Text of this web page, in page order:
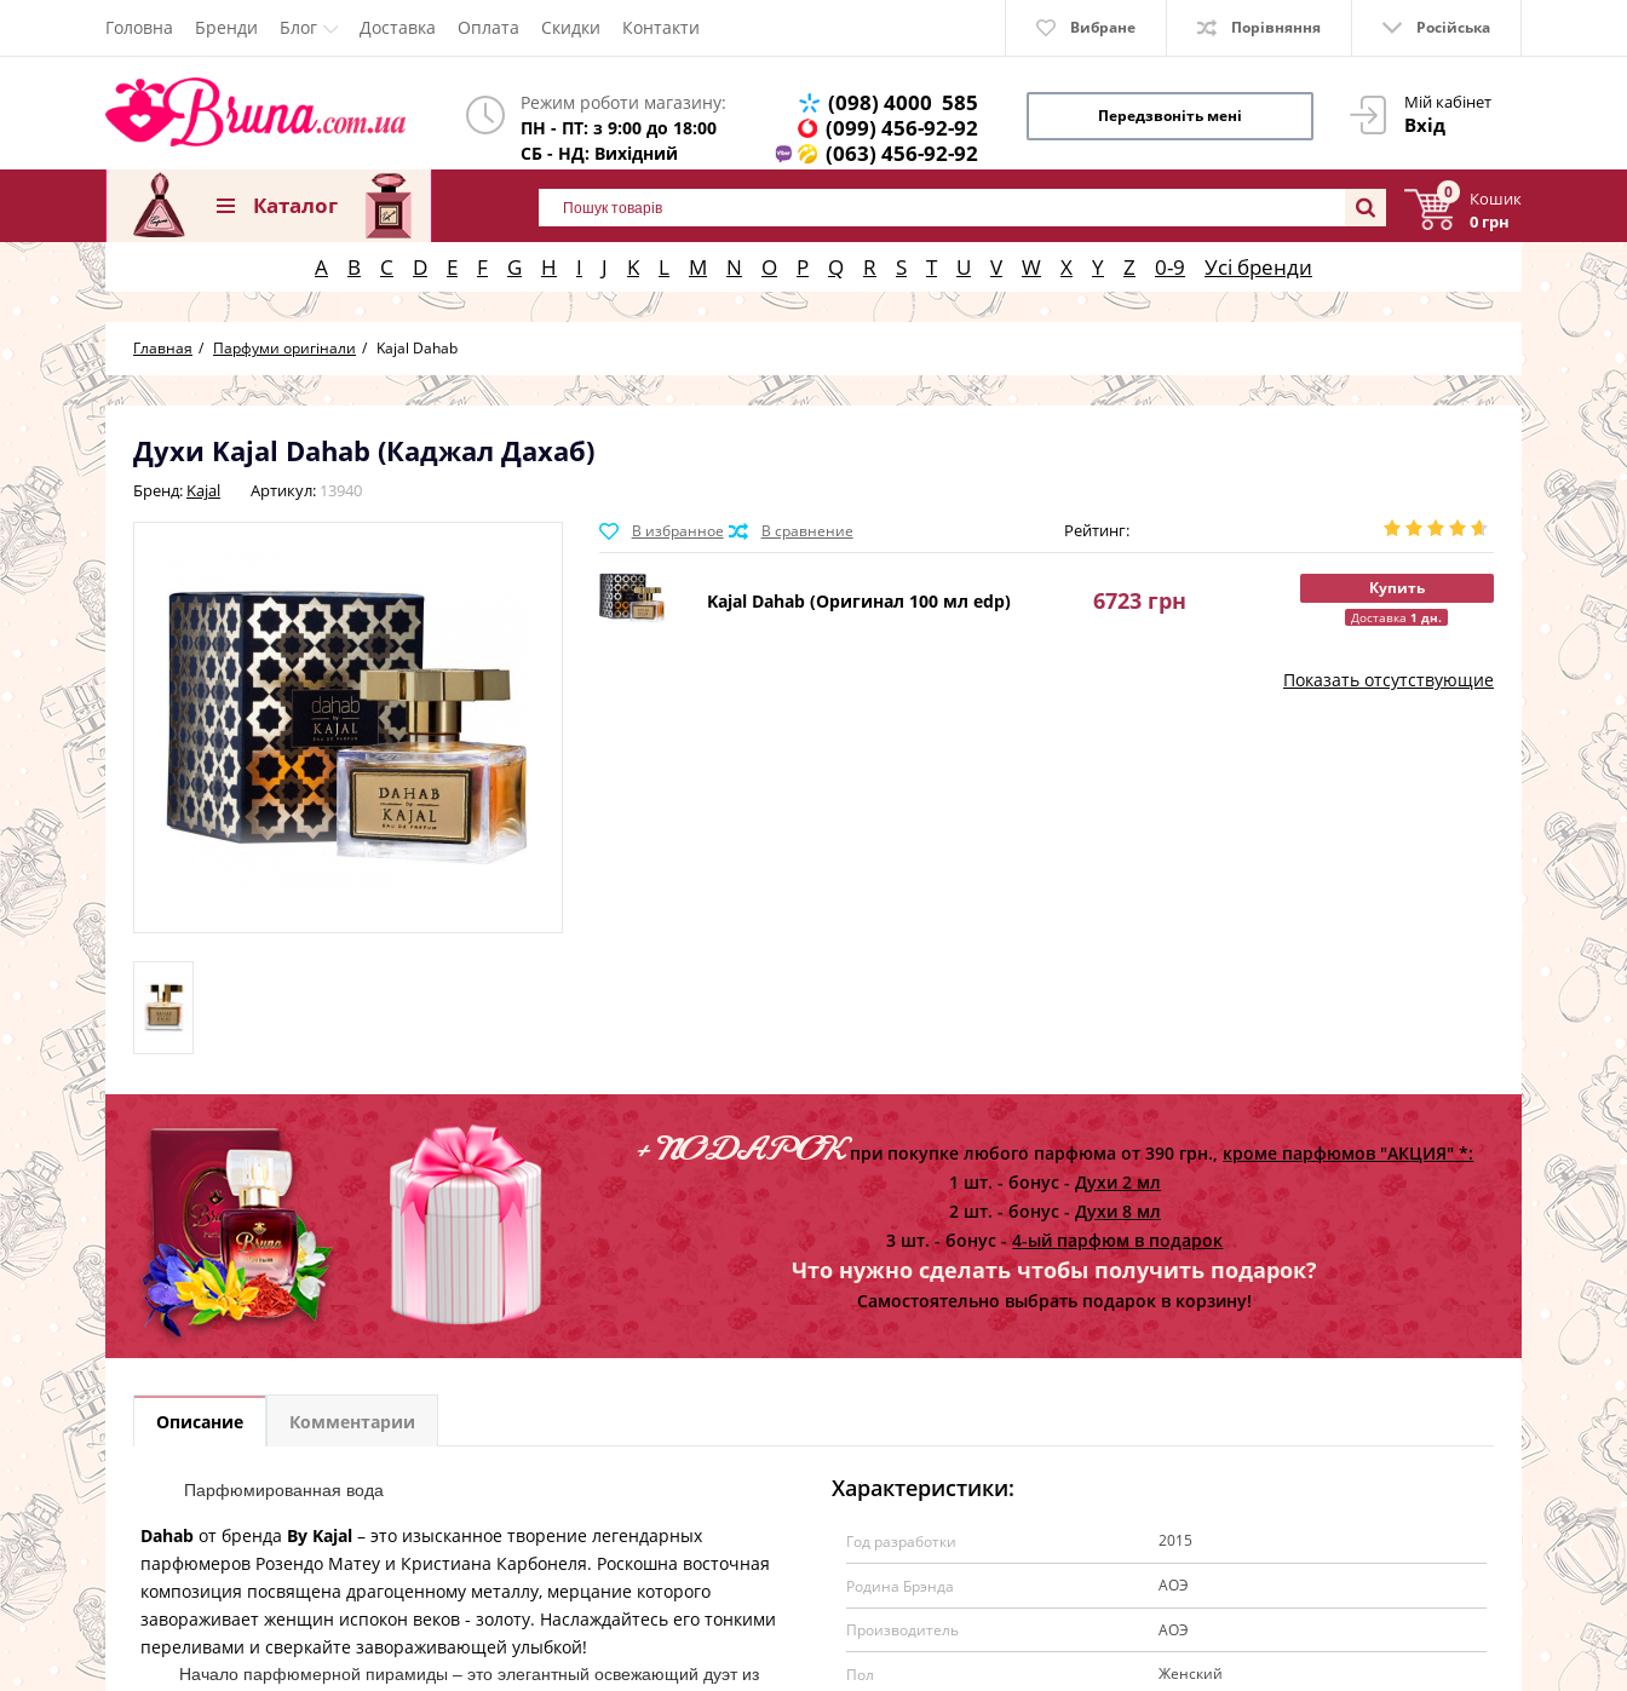
Головна Бренди Блог Доставка Оплата Скидки Контакти Вибране Порівняння Російська
Мій кабінет
Вхід
Режим роботи магазину:
ПН - ПТ: з 9:00 до 18:00
СБ - НД: Вихідний
(098) 4000 585
(099) 456-92-92
(063) 456-92-92
Передзвоніть мені
0
Кошик
0 грн
Каталог
A B C D E F G H I J K L M N O P Q R S T U V W X Y Z 0-9 Усі бренди
Главная Парфуми оригінали Kajal Dahab
Духи Kajal Dahab (Каджал Дахаб)
Бренд: Kajal Артикул: 13940
Рейтинг:
Kajal Dahab (Оригинал 100 мл edp) 6723 грн Купить
Доставка1 дн.
Показать отсутствующие
+ ПОДАРОКпри покупке любого парфюма от 390 грн., кроме парфюмов "АКЦИЯ" *:
1 шт. - бонус - Духи 2 мл
2 шт. - бонус - Духи 8 мл
3 шт. - бонус -4-ый парфюм в подарок
Что нужно сделать чтобы получить подарок?
Самостоятельно выбрать подарок в корзину!
Описание Комментарии
Парфюмированная вода
Dahab от бренда By Kajal – это изысканное творение легендарных
парфюмеров Розендо Матеу и Кристиана Карбонеля. Роскошна восточная
композиция посвящена драгоценному металлу, мерцание которого
завораживает женщин испокон веков - золоту. Наслаждайтесь его тонкими
переливами и сверкайте завораживающей улыбкой!
Начало парфюмерной пирамиды – это элегантный освежающий дуэт из
Характеристики:
Год разработки 2015
Родина Брэнда АОЭ
Производитель АОЭ
Пол Женский